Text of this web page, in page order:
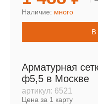
Наличие: много
Арматурная
ф5,5 в Москве
артикул: 6521
Цена за 1 карту